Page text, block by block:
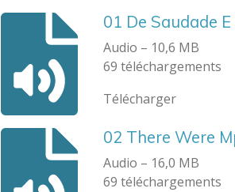
01 De Saudade
Audio – 10,6 MB
69 téléchargements
Télécharger
02 There Were
Audio – 16,0 MB
69 téléchargements